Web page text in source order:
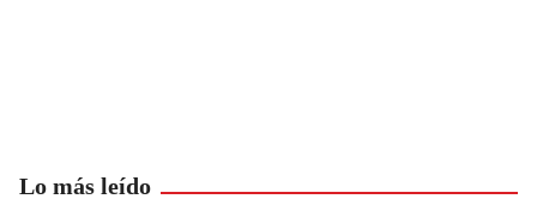
Lo más leído